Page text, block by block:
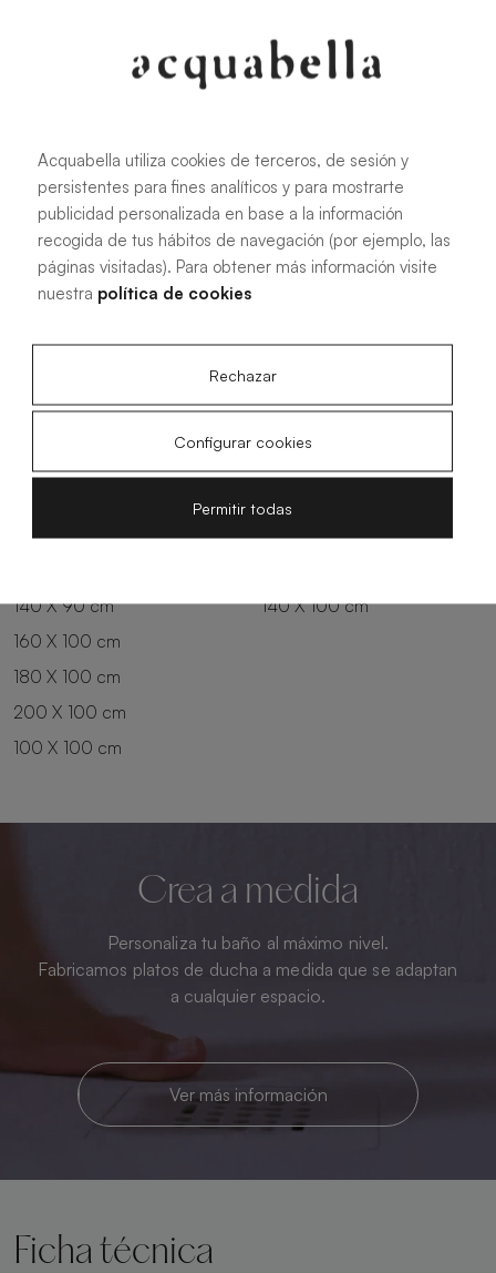
Todas las medidas
100 X 70 cm
100 X 90 cm
140 X 90 cm
180 X 90 cm
200 X 90 cm
140 X 100 cm
160 X 100 cm
180 X 100 cm
200 X 100 cm
100 X 100 cm
Crea a medida
Personaliza tu baño al máximo nivel.
Fabricamos platos de ducha a medida que se adaptan
a cualquier espacio.
Ver más información
Ficha técnica
Acquabella utiliza cookies de terceros, de sesión y
persistentes para fines analíticos y para mostrarte
publicidad personalizada en base a la información
recogida de tus hábitos de navegación (por ejemplo, las
páginas visitadas). Para obtener más información visite
nuestra política de cookies
Rechazar
Configurar cookies
Permitir todas